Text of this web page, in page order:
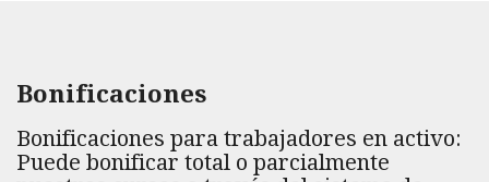
Bonificaciones
Bonificaciones para trabajadores en activo:
Puede bonificar total o parcialmente